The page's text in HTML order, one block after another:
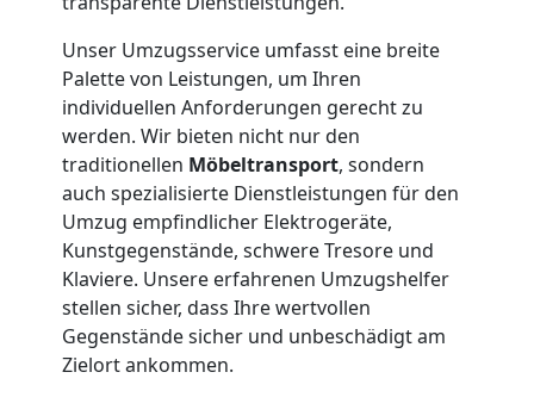
Unser Umzugsservice umfasst eine breite
Palette von Leistungen, um Ihren
individuellen Anforderungen gerecht zu
werden. Wir bieten nicht nur den
traditionellen Möbeltransport, sondern
auch spezialisierte Dienstleistungen für den
Umzug empfindlicher Elektrogeräte,
Kunstgegenstände, schwere Tresore und
Klaviere. Unsere erfahrenen Umzugshelfer
stellen sicher, dass Ihre wertvollen
Gegenstände sicher und unbeschädigt am
Zielort ankommen.
Traun
Umzug
Mann
LKW